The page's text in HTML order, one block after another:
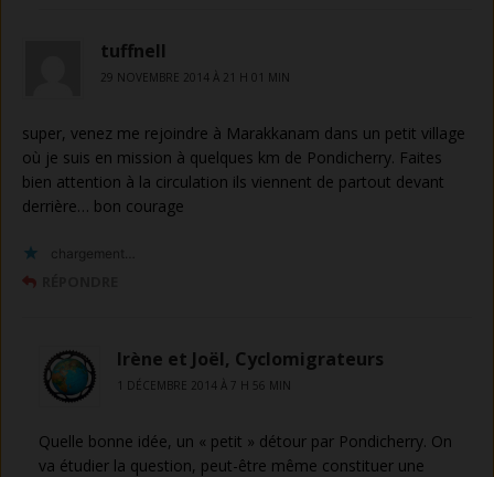
tuffnell
29 NOVEMBRE 2014 À 21 H 01 MIN
super, venez me rejoindre à Marakkanam dans un petit village
où je suis en mission à quelques km de Pondicherry. Faites
bien attention à la circulation ils viennent de partout devant
derrière… bon courage
chargement…
Irène et Joël, Cyclomigrateurs
1 DÉCEMBRE 2014 À 7 H 56 MIN
Quelle bonne idée, un « petit » détour par Pondicherry. On
va étudier la question, peut-être même constituer une